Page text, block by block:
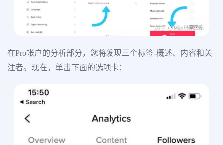
在Pro帐户的分析部分，您将发现三个标签-概述、内容和关
注者。现在，单击下面的选项卡：